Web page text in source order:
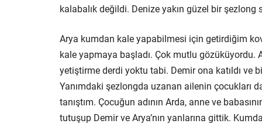
kalabalık değildi. Denize yakın güzel bir
Arya kumdan kale yapabilmesi için getirdiğim
kale yapmaya başladı. Çok mutlu
yetiştirme derdi yoktu tabi. Demir ona katıldı ve
Yanımdaki şezlongda uzanan ailenin çocukları
tanıştım. Çocuğun adının Arda, anne ve
tutuşup Demir ve Arya’nın yanlarına gittik.